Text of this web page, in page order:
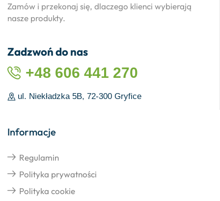
Zamów i przekonaj się, dlaczego klienci wybierają
nasze produkty.
Zadzwoń do nas
+48 606 441 270
ul. Niekładzka 5B, 72-300 Gryfice
Informacje
Regulamin
Polityka prywatności
Polityka cookie